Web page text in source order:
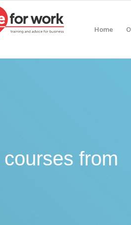
Home
from